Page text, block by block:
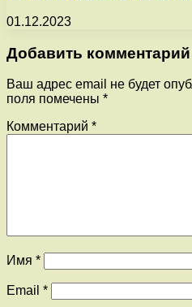
01.12.2023
Добавить комментарий
Ваш адрес email не будет
поля помечены *
Комментарий *
Имя *
Email *